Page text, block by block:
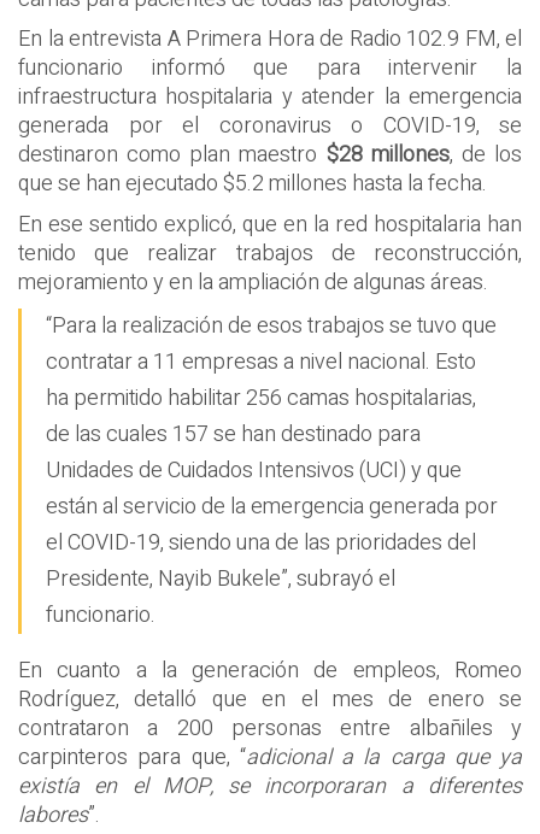
En la entrevista A Primera Hora de Radio 102.9 FM, el
funcionario informó que para intervenir la
infraestructura hospitalaria y atender la emergencia
generada por el coronavirus o COVID-19, se
destinaron como plan maestro $28 millones, de los
que se han ejecutado $5.2 millones hasta la fecha.
En ese sentido explicó, que en la red hospitalaria han
tenido que realizar trabajos de reconstrucción,
mejoramiento y en la ampliación de algunas áreas.
“Para la realización de esos trabajos se tuvo que
contratar a 11 empresas a nivel nacional. Esto
ha permitido habilitar 256 camas hospitalarias,
de las cuales 157 se han destinado para
Unidades de Cuidados Intensivos (UCI) y que
están al servicio de la emergencia generada por
el COVID-19, siendo una de las prioridades del
Presidente, Nayib Bukele”, subrayó el
funcionario.
En cuanto a la generación de empleos, Romeo
Rodríguez, detalló que en el mes de enero se
contrataron a 200 personas entre albañiles y
carpinteros para que, “adicional a la carga que ya
existía en el MOP, se incorporaran a diferentes
labores”.